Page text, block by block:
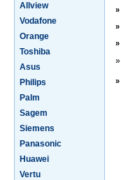
Allview
Vodafone
Orange
Toshiba
Asus
Philips
Palm
Sagem
Siemens
Panasonic
Huawei
Vertu
»
»
»
»
»